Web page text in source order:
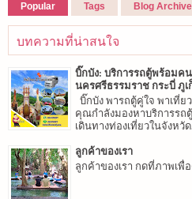
Popular Tags Blog
บทความที่น่าสนใจ
บิ๊กบัง: บริการรถตู้พร้อมค
นครศรีธรรมราช กระบี่ ภูเ
บิ๊กบัง พารถตู้คู่ใจ พาเที่ย
คุณกำลังมองหาบริการรถ
เดินทางท่องเที่ยวในจังหวัด
ลูกค้าของเรา
ลูกค้าของเรา กดที่ภาพเพื่